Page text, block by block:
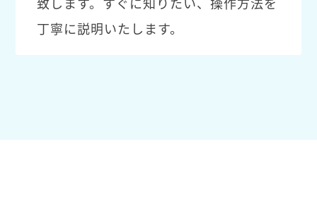
丁寧に説明いたします。